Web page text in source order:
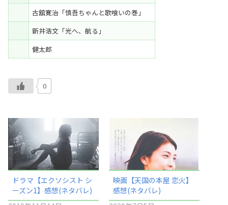
古舘寛治「慎吾ちゃんと歌喰いの巻」
新井浩文「光へ、航る」
健太郎
0
ドラマ【エクソシスト シ
ーズン1】感想(ネタバレ)
映画【天国の本屋 恋火】
感想(ネタバレ)